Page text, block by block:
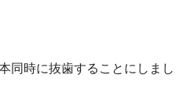
同時に抜歯することにしまし